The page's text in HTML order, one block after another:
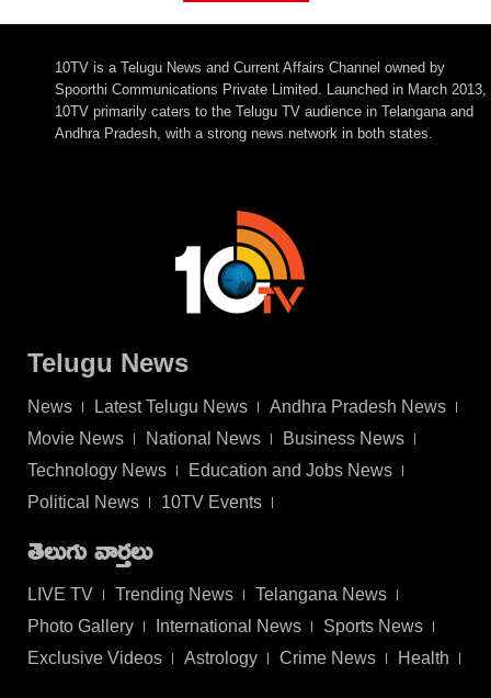
10TV is a Telugu News and Current Affairs Channel owned by
Spoorthi Communications Private Limited. Launched in March 2013,
10TV primarily caters to the Telugu TV audience in Telangana and
Andhra Pradesh, with a strong news network in both states.
Telugu News
News Latest Telugu News
Andhra Pradesh News
Movie News
National News
Business News
Technology News
Education and Jobs News
Political News
10TV Events
తెలుగు వార్తలు
LIVE TV Trending News
Telangana News
Photo Gallery
International News
Sports News
Exclusive Videos
Astrology Crime News Health